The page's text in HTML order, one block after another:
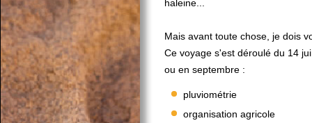
haleine...
Mais avant toute chose, je dois
Ce voyage s'est déroulé du 14
ou en septembre :
pluviométrie
organisation agricole